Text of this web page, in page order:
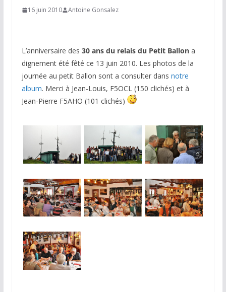
16 juin 2010 Antoine Gonsalez
L’anniversaire des 30 ans du relais du Petit Ballona
dignement été fêté ce 13 juin 2010. Les photos de la
journée au petit Ballon sont a consulter dans notre
album. Merci à Jean-Louis, F5OCL (150 clichés) et à
Jean-Pierre F5AHO (101 clichés)